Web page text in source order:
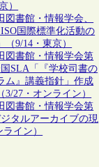
）
図書館・情報学会、
国際標準化活動の
9/14・東京）
図書館・情報学会第
SLA「『学校司書の
ム』講義指針」作成
27・オンライン）
図書館・情報学会第
タルアーカイブの現
イン）